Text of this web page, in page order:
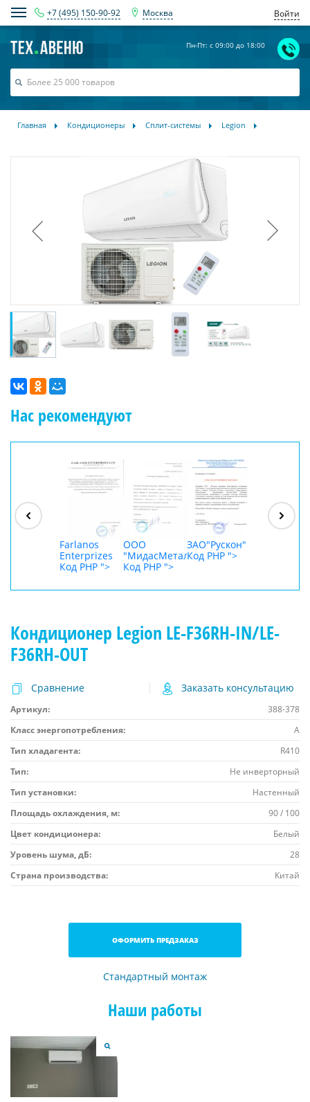
+7 (495) 150-90-92 Москва Войти
Пн-Пт: с 09:00 до 18:00
Главная Кондиционеры Сплит-системы Legion
Нас рекомендуют
Farlanos
Enterprizes
Код PHP ">
ООО
"МидасМеталлАрт"
Код PHP ">
ЗАО"Рускон"
Код PHP ">
Кондиционер Legion LE-F36RH-IN/LE-
F36RH-OUT
Сравнение Заказать консультацию
Артикул:
388-378
Класс энергопотребления:
A
Тип хладагента:
R410
Тип:
Не инверторный
Тип установки:
Настенный
Площадь охлаждения, м:
90 / 100
Цвет кондиционера:
Белый
Уровень шума, дБ:
28
Страна производства:
Китай
ОФОРМИТЬ ПРЕДЗАКАЗ
Стандартный монтаж
Наши работы